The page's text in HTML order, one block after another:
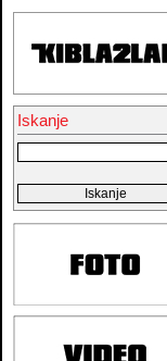
Iskanje